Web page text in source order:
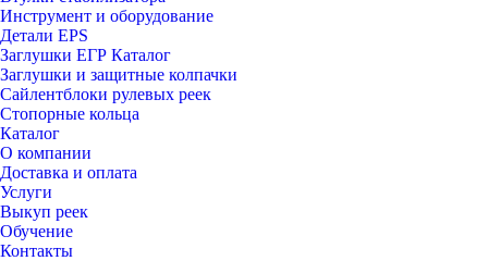
Инструмент и оборудование
Детали EPS
Заглушки ЕГР Каталог
Заглушки и защитные колпачки
Сайлентблоки рулевых реек
Стопорные кольца
Каталог
О компании
Доставка и оплата
Услуги
Выкуп реек
Обучение
Контакты